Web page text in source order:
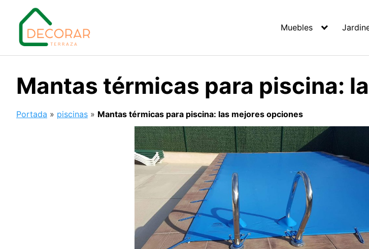
contenido
Muebles
Mantas térmicas para piscina:
Portada » piscinas » Mantas térmicas para piscina: las mejores opciones